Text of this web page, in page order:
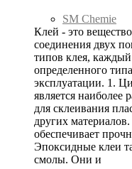
SM Chemie
Клей - это
соединения двух
типов клея,
определенного
эксплуатации. 1.
является наиболее
для склеивания
других
обеспечивает
Эпоксидные клеи
смолы. Они и